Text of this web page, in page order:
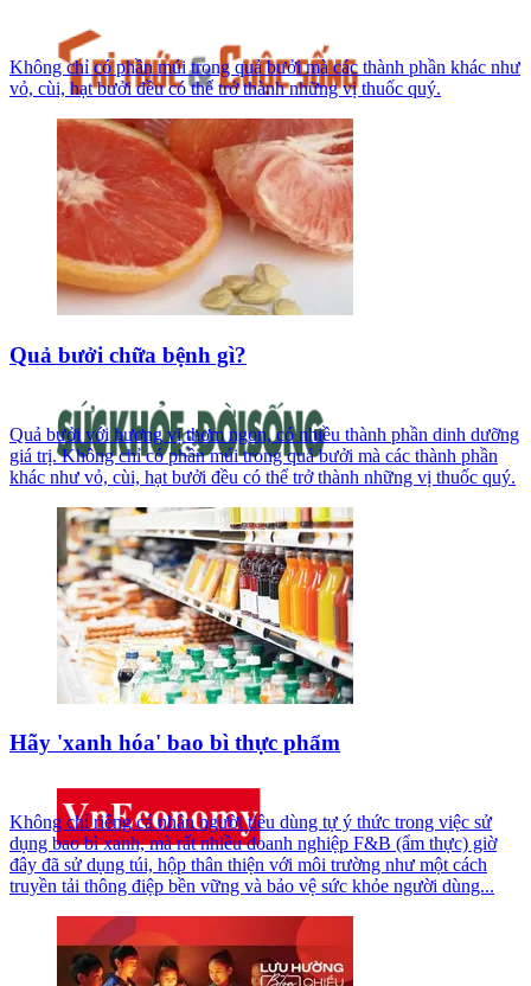
Không chỉ có phần múi trong quả bưởi mà các thành phần khác như
vỏ, cùi, hạt bưởi đều có thể trở thành những vị thuốc quý.
Quả bưởi chữa bệnh gì?
Quả bưởi với hương vị thơm ngon, có nhiều thành phần dinh dưỡng
giá trị. Không chỉ có phần múi trong quả bưởi mà các thành phần
khác như vỏ, cùi, hạt bưởi đều có thể trở thành những vị thuốc quý.
Hãy 'xanh hóa' bao bì thực phẩm
Không chỉ riêng cá nhân người tiêu dùng tự ý thức trong việc sử
dụng bao bì xanh, mà rất nhiều doanh nghiệp F&B (ẩm thực) giờ
đây đã sử dụng túi, hộp thân thiện với môi trường như một cách
truyền tải thông điệp bền vững và bảo vệ sức khỏe người dùng...